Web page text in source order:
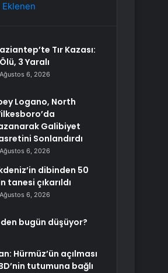
Eklenen
Tır Kazası:
3 Yaralı
Ağustos 6, 2026
Logano, North
Galibiyet
Sonlandırdı
Ağustos 6, 2026
dibinden 50
tanesi çıkarıldı
Ağustos 6, 2026
bugün düşüyor?
Hürmüz’ün açılması
tutumuna bağlı